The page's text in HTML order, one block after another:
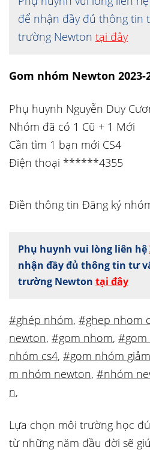
để nhận đầy đủ thông tin
trường Newton tại đây
Gom nhóm Newton 2023-
Phụ huynh Nguyễn Duy
Nhóm đã có 1 Cũ + 1 Mới
Cần tìm 1 bạn mới CS4
Điện thoại ******4355
Điền thông tin Đăng ký
Phụ huynh vui lòng liên hệ
nhận đầy đủ thông tin tư
trường Newton tại đây
#ghép nhóm, #ghep nhom
newton, #gom nhom, #gom
nhóm cs4, #gom nhóm
m nhóm newton, #nhóm
n,
Lựa chọn môi trường học
từ những năm đầu đời sẽ